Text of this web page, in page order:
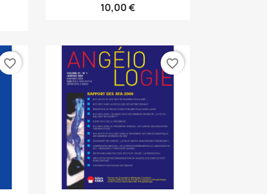
10,00 €
favorite_border favorite_border